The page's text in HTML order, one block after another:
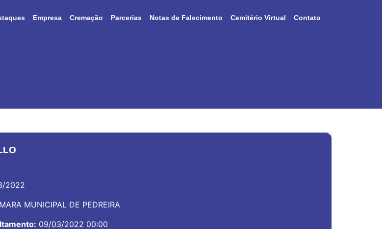
Empresa Cremação Parcerias Notas de Falecimento Cemitério Virtual Contato
2022
MUNICIPAL DE PEDREIRA
09/03/2022 00:00